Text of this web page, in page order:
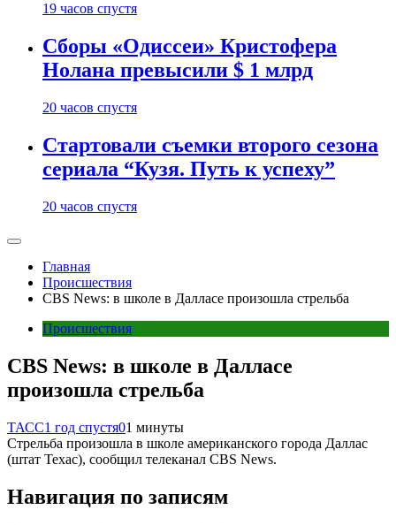
19 часов спустя
Сборы «Одиссеи» Кристофера
Нолана превысили $ 1 млрд
20 часов спустя
Стартовали съемки второго сезона
сериала “Кузя. Путь к успеху”
20 часов спустя
Главная
Происшествия
CBS News: в школе в Далласе произошла стрельба
Происшествия
CBS News: в школе в Далласе
произошла стрельба
ТАСС1 год спустя01 минуты
Стрельба произошла в школе американского города Даллас
(штат Техас), сообщил телеканал CBS News.
Навигация по записям